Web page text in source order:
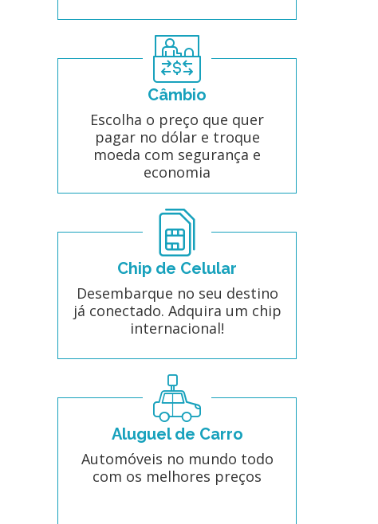
Câmbio
Escolha o preço que quer
pagar no dólar e troque
moeda com segurança e
economia
Chip de Celular
Desembarque no seu destino
já conectado. Adquira um chip
internacional!
Aluguel de Carro
Automóveis no mundo todo
com os melhores preços